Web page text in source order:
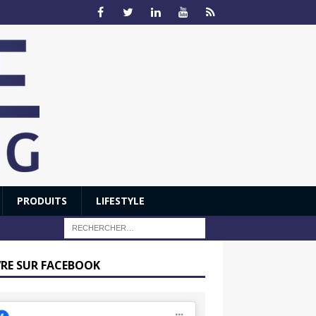
PRODUITS LIFESTYLE
SUR FACEBOOK